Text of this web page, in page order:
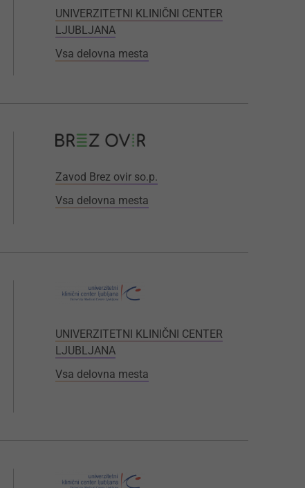
UNIVERZITETNI KLINIČNI CENTER
LJUBLJANA
Vsa delovna mesta
Zavod Brez ovir so.p.
Vsa delovna mesta
UNIVERZITETNI KLINIČNI CENTER
LJUBLJANA
Vsa delovna mesta